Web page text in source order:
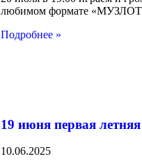
любимом формате
Подробнее »
19 июня первая
10.06.2025